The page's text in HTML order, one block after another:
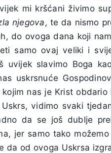
mi kršćani živimo
njegova, te da nismo
do ovoga dana koji
samo ovaj veliki i
uvijek slavimo Boga
uskrsnuće
nas je Krist obdario
vidimo svaki
da se još dublje
jer samo tako
da od ovoga Uskrsa